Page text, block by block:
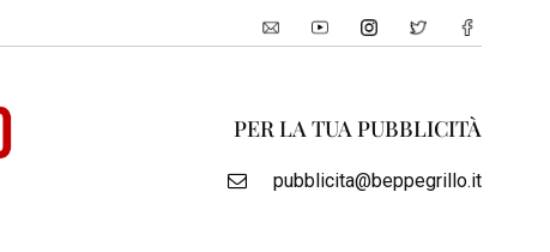
PER LA TUA PUBBLICITÀ
pubblicita@beppegrillo.it